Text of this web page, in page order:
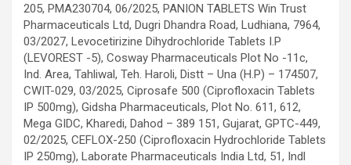
205, PMA230704, 06/2025, PANION TABLETS Win Trust
Pharmaceuticals Ltd, Dugri Dhandra Road, Ludhiana, 7964,
03/2027, Levocetirizine Dihydrochloride Tablets I.P
(LEVOREST -5), Cosway Pharmaceuticals Plot No -11c,
Ind. Area, Tahliwal, Teh. Haroli, Distt – Una (H.P) – 174507,
CWIT-029, 03/2025, Ciprosafe 500 (Ciprofloxacin Tablets
IP 500mg), Gidsha Pharmaceuticals, Plot No. 611, 612,
Mega GIDC, Kharedi, Dahod – 389 151, Gujarat, GPTC-449,
02/2025, CEFLOX-250 (Ciprofloxacin Hydrochloride Tablets
IP 250mg), Laborate Pharmaceuticals India Ltd, 51, Indl